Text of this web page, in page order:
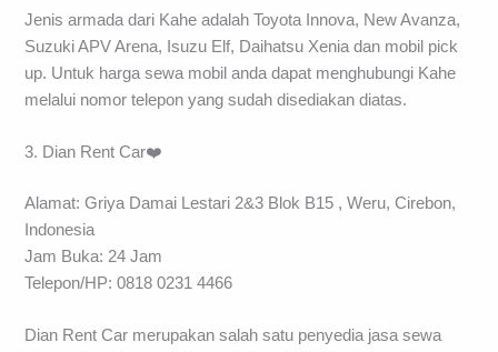
Jenis armada dari Kahe adalah Toyota Innova, New Avanza,
Suzuki APV Arena, Isuzu Elf, Daihatsu Xenia dan mobil pick
up. Untuk harga sewa mobil anda dapat menghubungi Kahe
melalui nomor telepon yang sudah disediakan diatas.
3. Dian Rent Car❤️
Alamat: Griya Damai Lestari 2&3 Blok B15 , Weru, Cirebon,
Indonesia
Jam Buka: 24 Jam
Telepon/HP: 0818 0231 4466
Dian Rent Car merupakan salah satu penyedia jasa sewa